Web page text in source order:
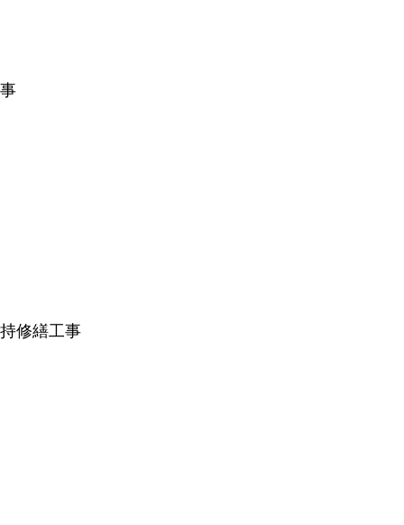
修繕工事